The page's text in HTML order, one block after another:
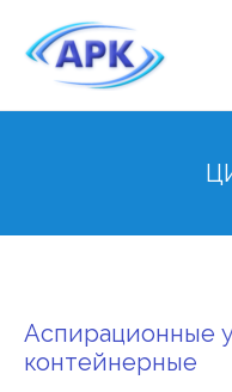
Аспирационные
контейнерные